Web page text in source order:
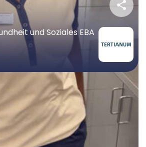
share
und Soziales EBA